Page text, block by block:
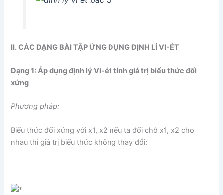
II. CÁC DẠNG BÀI TẬP ỨNG DỤNG ĐỊNH LÍ VI-ÉT
Dạng 1: Áp dụng định lý Vi-ét tính giá trị biểu thức đối
xứng
Phương pháp:
Biểu thức đối xứng với x1, x2 nếu ta đổi chỗ x1, x2 cho
nhau thì giá trị biểu thức không thay đổi: